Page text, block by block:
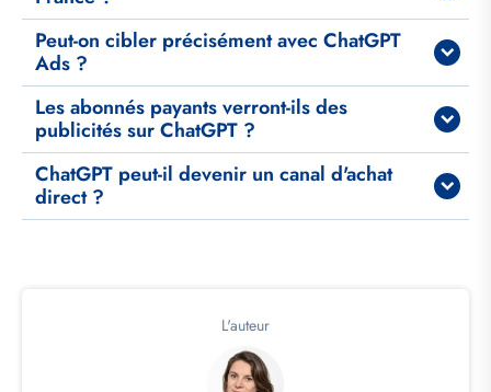
L'auteur
Peut-on cibler précisément avec ChatGPT
Ads ?
Les abonnés payants verront-ils des
publicités sur ChatGPT ?
ChatGPT peut-il devenir un canal d'achat
direct ?